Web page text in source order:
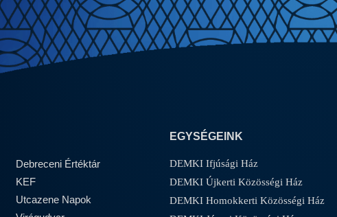
Debreceni Értéktár
KEF
Utcazene Napok
EGYSÉGEINK
DEMKI Ifjúsági Ház
DEMKI Újkerti Közösségi Ház
DEMKI Homokkerti Közösségi Ház